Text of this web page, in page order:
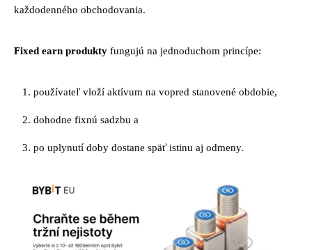
každodenného obchodovania.
Fixed earn produkty fungujú na jednoduchom princípe:
používateľ vloží aktívum na vopred stanovené obdobie,
dohodne fixnú sadzbu a
po uplynutí doby dostane späť istinu aj odmeny.